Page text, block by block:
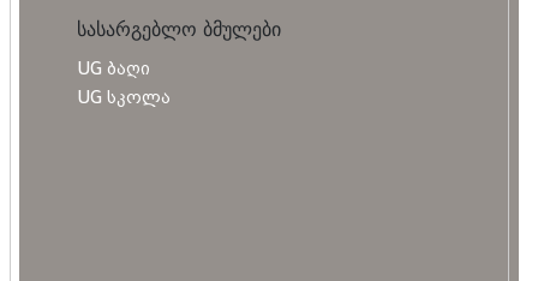
სასარგებლო ბმულები
UG ბაღი
UG სკოლა